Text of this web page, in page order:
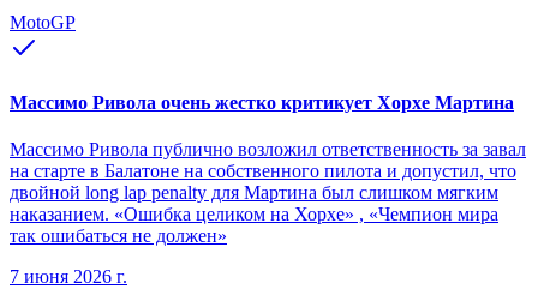
MotoGP
Массимо Ривола очень жестко критикует Хорхе Мартина
Массимо Ривола публично возложил ответственность за завал
на старте в Балатоне на собственного пилота и допустил, что
двойной long lap penalty для Мартина был слишком мягким
наказанием. «Ошибка целиком на Хорхе» , «Чемпион мира
так ошибаться не должен»
7 июня 2026 г.